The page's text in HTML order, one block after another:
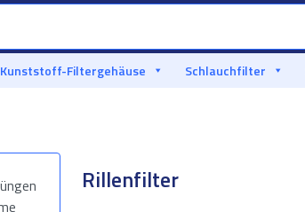
Kunststoff-Filtergehäuse Schlauchfilter
Rillenfilter